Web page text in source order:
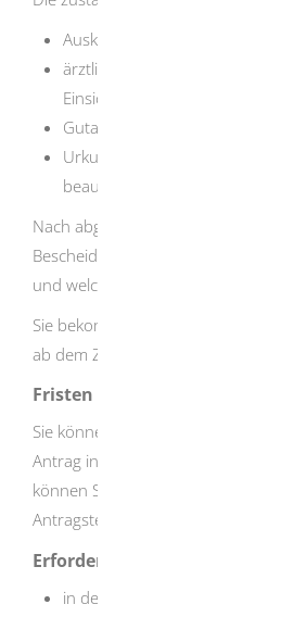
Auskunftspersonen und
ärztliche Unterlagen, Befunde
Einsicht heranziehen,
Gutachten und amtliche
Urkunden beschaffen oder die
beauftragen, diese vorzulegen
Nach abgeschlossener Prüfung
Bescheid, in dem Ihnen die
und welche Leistungen Sie erhalten.
Sie bekommen die Leistungen in
ab dem Zeitpunkt Ihrer
Fristen
Sie können den Antrag jederzeit
Antrag innerhalb eines Jahres nach
können Sie auch Leistungen für die
Antragstellung erhalten.
Erforderliche Unterlagen
in der Regel: keine